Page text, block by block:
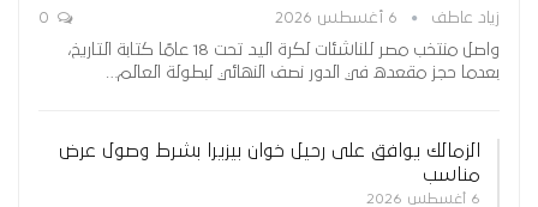
زياد عاطف 6 أغسطس 2026
واصل منتخب مصر للناشئات لكرة اليد تحت 18 عامًا كتابة التاريخ،
بعدما حجز مقعده في الدور نصف النهائي لبطولة العالم…
الزمالك يوافق على رحيل خوان بيزيرا بشرط وصول عرض
مناسب
6 أغسطس 2026